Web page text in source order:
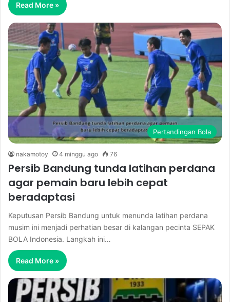
Read More »
Pertandingan Bola
nakamotoy 4 minggu ago 76
Persib Bandung tunda latihan perdana
agar pemain baru lebih cepat
beradaptasi
Keputusan Persib Bandung untuk menunda latihan perdana
musim ini menjadi perhatian besar di kalangan pecinta SEPAK
BOLA Indonesia. Langkah ini…
Read More »